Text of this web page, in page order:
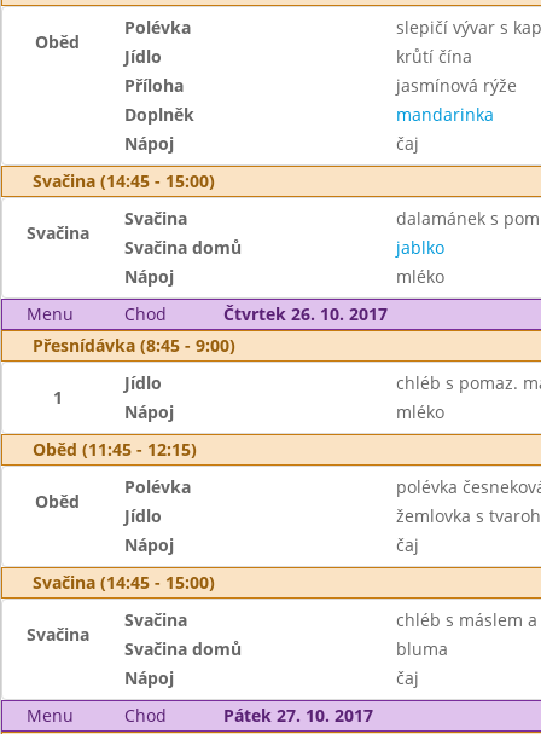
Oběd
Polévka
slepičí vývar s
Jídlo
krůtí čína
Příloha
jasmínová rýže
Doplněk
mandarinka
Nápoj
čaj
Svačina (14:45 - 15:00)
Svačina
Svačina
dalamánek s
Svačina domů
jablko
Nápoj
mléko
Menu
Chod
Čtvrtek 26. 10. 2017
Přesnídávka (8:45 - 9:00)
1
Jídlo
chléb s pomaz.
Nápoj
mléko
Oběd (11:45 - 12:15)
Oběd
Polévka
polévka
Jídlo
žemlovka s
Nápoj
čaj
Svačina (14:45 - 15:00)
Svačina
Svačina
chléb s máslem
Svačina domů
bluma
Nápoj
čaj
Menu
Chod
Pátek 27. 10. 2017